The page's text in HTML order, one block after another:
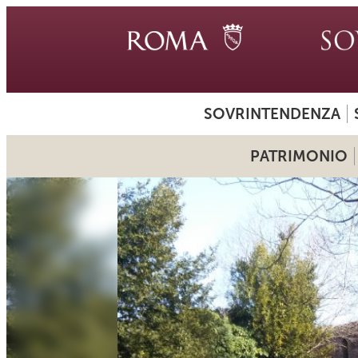
SOVRINTENDENZA
PATRIMONIO